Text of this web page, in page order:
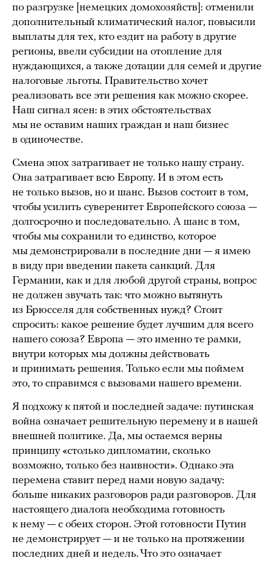
по разгрузке [немецких домохозяйств]: отменили
дополнительный климатический налог, повысили
выплаты для тех, кто ездит на работу в другие
регионы, ввели субсидии на отопление для
нуждающихся, а также дотации для семей и другие
налоговые льготы. Правительство хочет
реализовать все эти решения как можно скорее.
Наш сигнал ясен: в этих обстоятельствах
мы не оставим наших граждан и наш бизнес
в одиночестве.
Смена эпох затрагивает не только нашу страну.
Она затрагивает всю Европу. И в этом есть
не только вызов, но и шанс. Вызов состоит в том,
чтобы усилить суверенитет Европейского союза —
долгосрочно и последовательно. А шанс в том,
чтобы мы сохранили то единство, которое
мы демонстрировали в последние дни — я имею
в виду при введении пакета санкций. Для
Германии, как и для любой другой страны, вопрос
не должен звучать так: что можно вытянуть
из Брюсселя для собственных нужд? Стоит
спросить: какое решение будет лучшим для всего
нашего союза? Европа — это именно те рамки,
внутри которых мы должны действовать
и принимать решения. Только если мы поймем
это, то справимся с вызовами нашего времени.
Я подхожу к пятой и последней задаче: путинская
война означает решительную перемену и в нашей
внешней политике. Да, мы остаемся верны
принципу «столько дипломатии, сколько
возможно, только без наивности». Однако эта
перемена ставит перед нами новую задачу:
больше никаких разговоров ради разговоров. Для
настоящего диалога необходима готовность
к нему — с обеих сторон. Этой готовности Путин
не демонстрирует — и не только на протяжении
последних дней и недель. Что это означает